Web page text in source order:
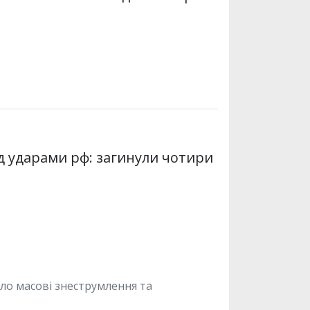
ударами рф: загинули чотири
масові знеструмлення та